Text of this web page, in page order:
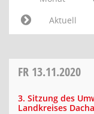
Aktuell
FR 13.11.2020
3. Sitzung des
Landkreises